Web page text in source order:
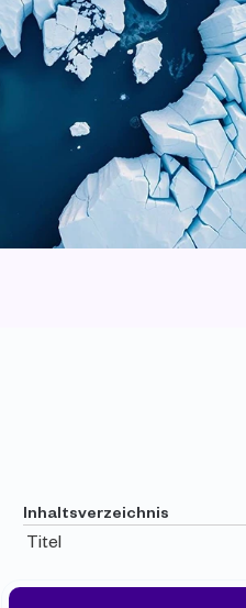
Inhaltsverzeichnis
Titel